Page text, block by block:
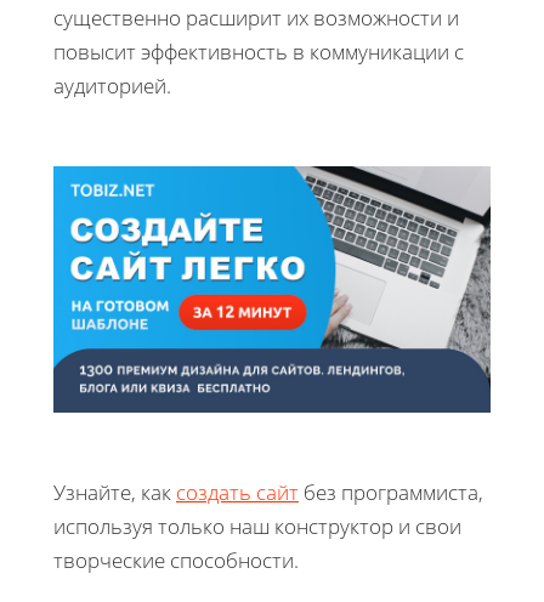
существенно расширит их возможности и
повысит эффективность в коммуникации с
аудиторией.
Узнайте, как создать сайт без программиста,
используя только наш конструктор и свои
творческие способности.